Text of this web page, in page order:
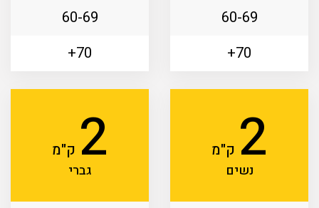
60-69
70+
60-69
70+
2 ק"מ
נשים 2 ק"מ
גברי